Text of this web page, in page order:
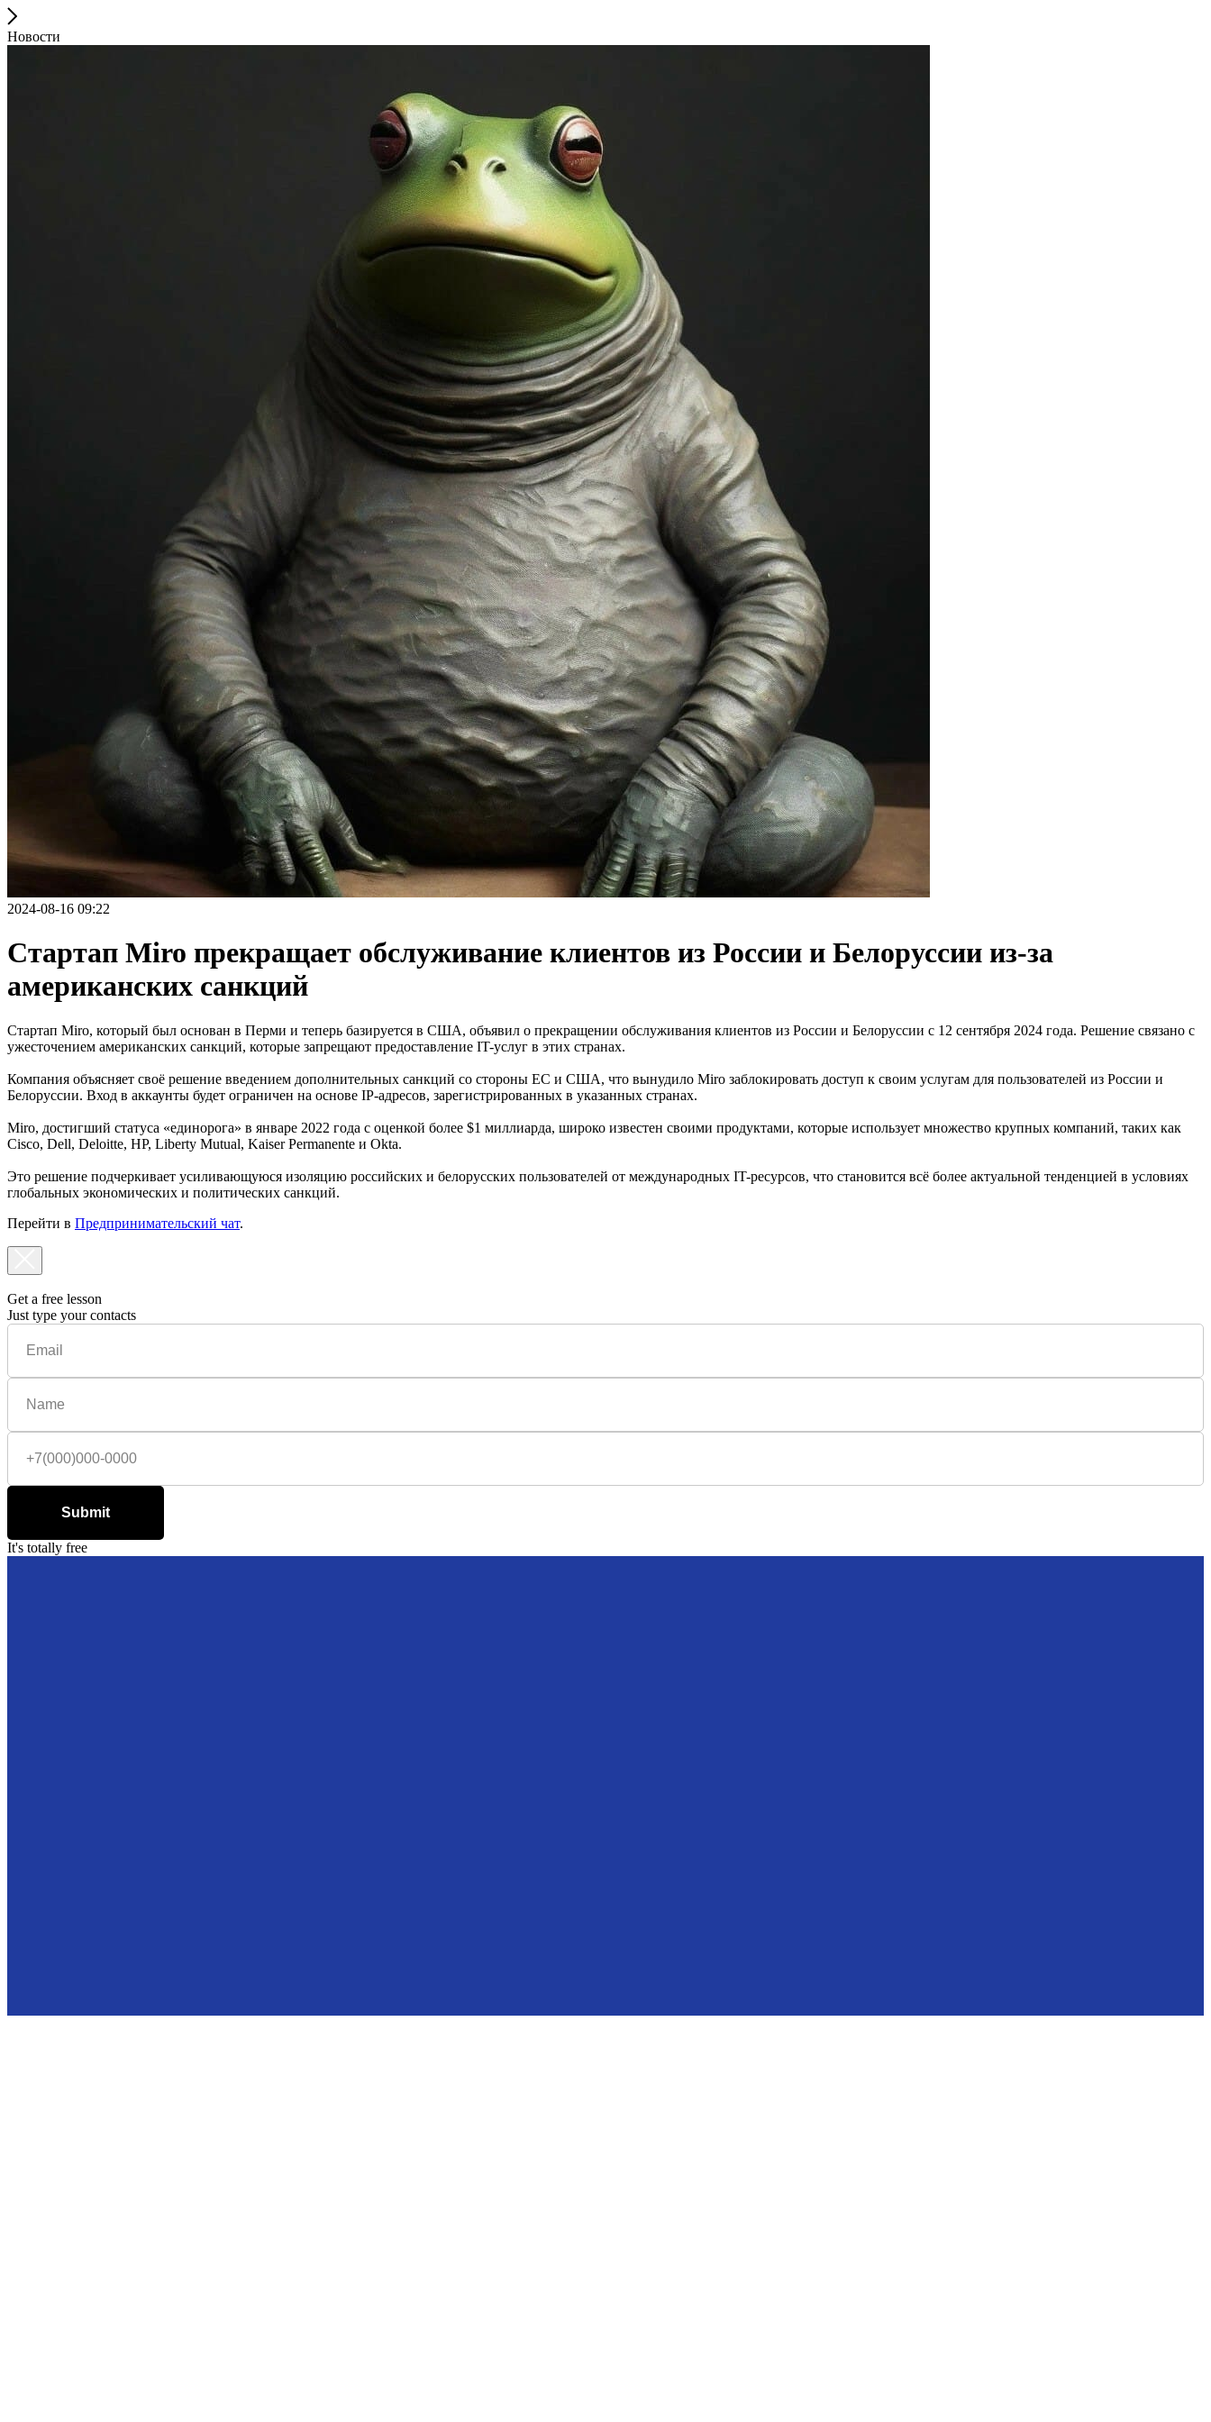
Новости
2024-08-16 09:22
Стартап Miro прекращает обслуживание клиентов из России и Белоруссии из-за
американских санкций
Стартап Miro, который был основан в Перми и теперь базируется в США, объявил о прекращении обслуживания клиентов из России и Белоруссии с 12 сентября 2024 года. Решение связано с
ужесточением американских санкций, которые запрещают предоставление IT-услуг в этих странах.
Компания объясняет своё решение введением дополнительных санкций со стороны ЕС и США, что вынудило Miro заблокировать доступ к своим услугам для пользователей из России и
Белоруссии. Вход в аккаунты будет ограничен на основе IP-адресов, зарегистрированных в указанных странах.
Miro, достигший статуса «единорога» в январе 2022 года с оценкой более $1 миллиарда, широко известен своими продуктами, которые использует множество крупных компаний, таких как
Cisco, Dell, Deloitte, HP, Liberty Mutual, Kaiser Permanente и Okta.
Это решение подчеркивает усиливающуюся изоляцию российских и белорусских пользователей от международных IT-ресурсов, что становится всё более актуальной тенденцией в условиях
глобальных экономических и политических санкций.
Перейти в Предпринимательский чат.
Get a free lesson
Just type your contacts
Submit
It's totally free